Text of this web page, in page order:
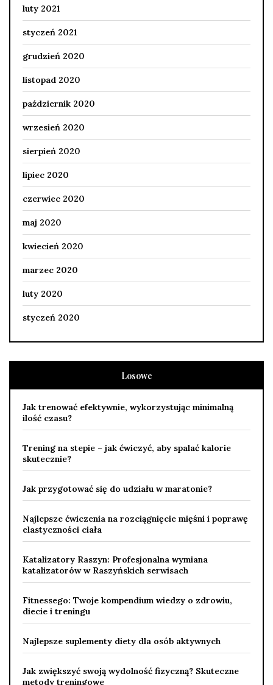
luty 2021
styczeń 2021
grudzień 2020
listopad 2020
październik 2020
wrzesień 2020
sierpień 2020
lipiec 2020
czerwiec 2020
maj 2020
kwiecień 2020
marzec 2020
luty 2020
styczeń 2020
Losowe
Jak trenować efektywnie, wykorzystując minimalną
ilość czasu?
Trening na stepie – jak ćwiczyć, aby spalać kalorie
skutecznie?
Jak przygotować się do udziału w maratonie?
Najlepsze ćwiczenia na rozciągnięcie mięśni i poprawę
elastyczności ciała
Katalizatory Raszyn: Profesjonalna wymiana
katalizatorów w Raszyńskich serwisach
Fitnessego: Twoje kompendium wiedzy o zdrowiu,
diecie i treningu
Najlepsze suplementy diety dla osób aktywnych
Jak zwiększyć swoją wydolność fizyczną? Skuteczne
metody treningowe